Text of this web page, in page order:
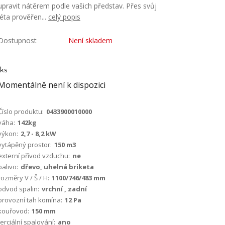
nátěrem podle vašich představ. Přes svůj
prověřen... celý popis
Není skladem
ks
není k dispozici
produktu: 0433900010000
142kg
2,7 - 8,2 kW
prostor: 150 m3
přívod vzduchu: ne
dřevo, uhelná briketa
V / Š / H: 1100/746/483 mm
spalin: vrchní , zadní
tah komína: 12 Pa
150 mm
spalování: ano